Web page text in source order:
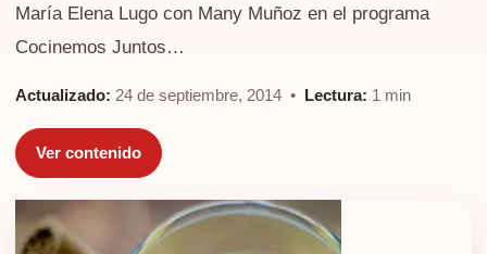
María Elena Lugo con Many Muñoz en el programa
Cocinemos Juntos…
Actualizado: 24 de septiembre, 2014 • Lectura: 1 min
Ver contenido